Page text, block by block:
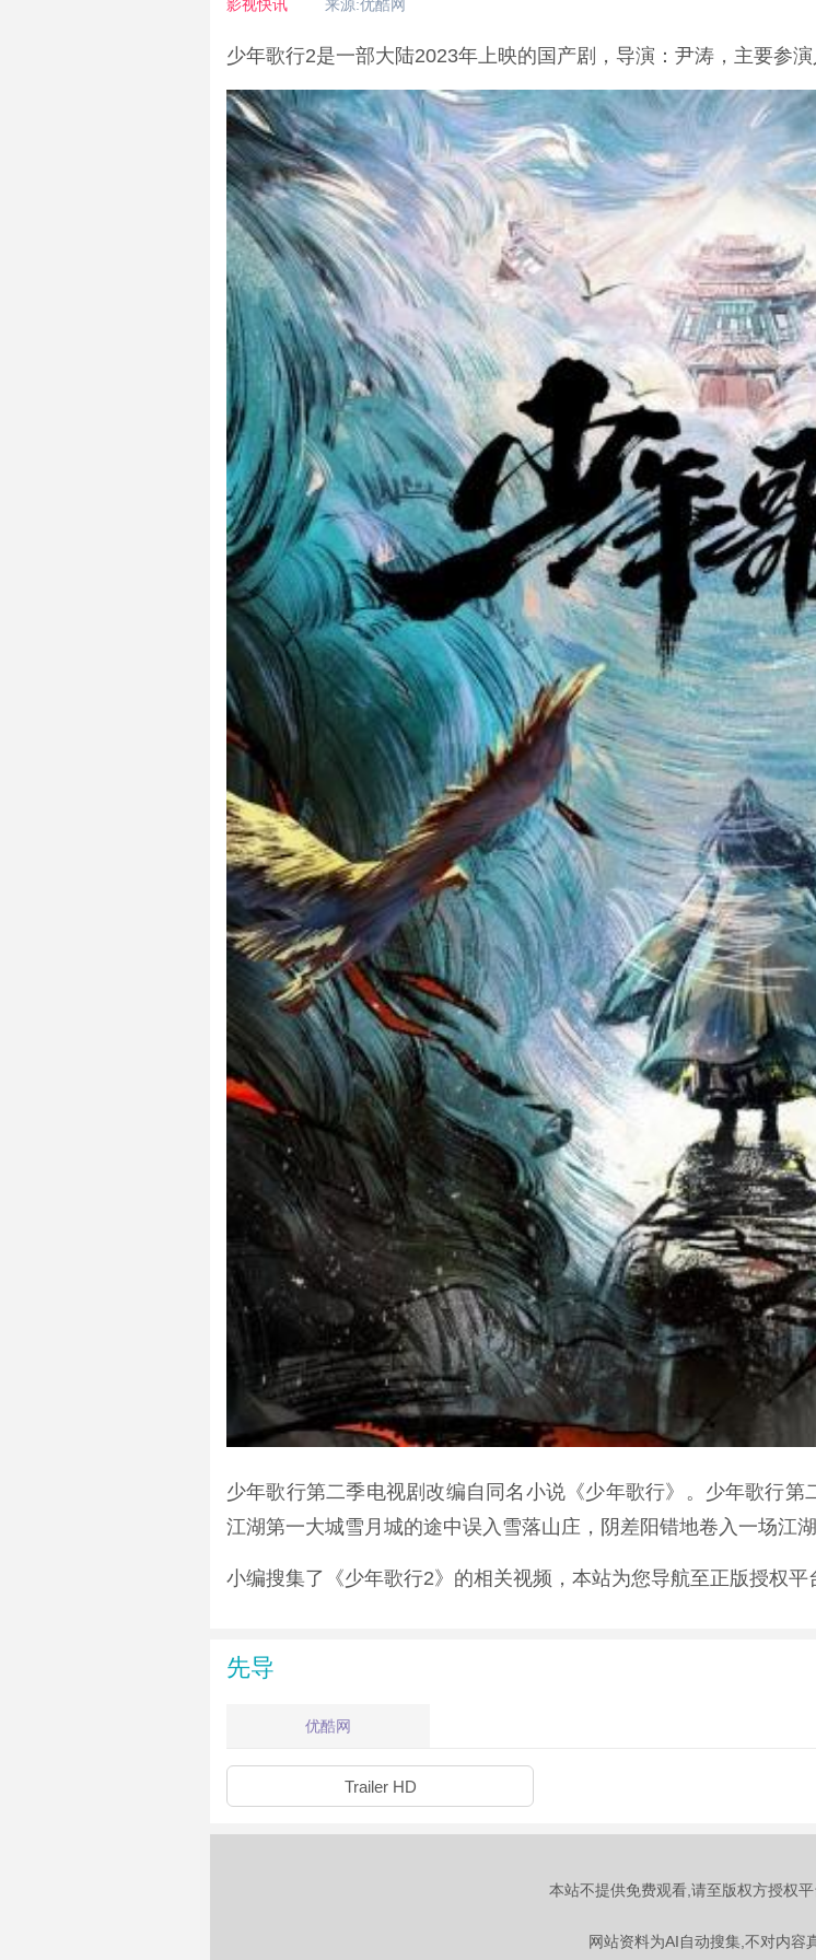
影视快讯 来源:优酷网
少年歌行2是一部大陆2023年上映的国产剧，导演：尹涛，主要参
少年歌行第二季电视剧改编自同名小说《少年歌行》。少年歌行
江湖第一大城雪月城的途中误入雪落山庄，阴差阳错地卷入一场江湖
小编搜集了《少年歌行2》的相关视频，本站为您导航至正版授权
先导
优酷网
Trailer HD
本站不提供免费观看,请至版权方授权
网站资料为AI自动搜集,不对内容